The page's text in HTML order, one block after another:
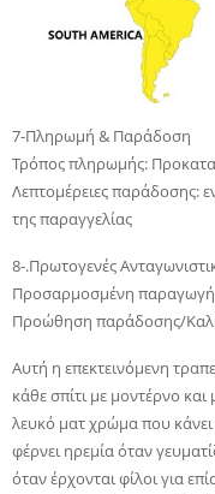
7-Πληρωμή & Παράδοση
Τρόπος πληρωμής:
Λεπτομέρειες παράδοσης:
της παραγγελίας
8-.Πρωτογενές
Προσαρμοσμένη παραγωγή/
Προώθηση παράδοσης/
Αυτή η επεκτεινόμενη
κάθε σπίτι με μοντέρνο
λευκό ματ χρώμα που κάνει
φέρνει ηρεμία όταν
όταν έρχονται φίλοι για